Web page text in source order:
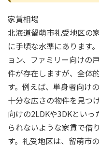
家賃相場
北海道留萌市礼受地区の
に手頃な水準にあります
ョン、ファミリー向けの
件が存在しますが、全体
す。例えば、単身者向け
十分な広さの物件を見つ
向けの2LDKや3DKとい
られないような家賃で借
す。礼受地区は、留萌市